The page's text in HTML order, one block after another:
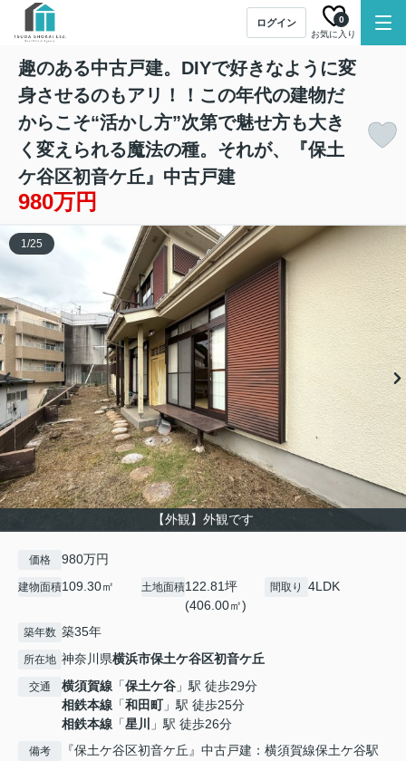
ログイン
お気に入り
0
趣のある中古戸建。DIYで好きなように変
身させるのもアリ！！この年代の建物だ
からこそ“活かし方”次第で魅せ方も大き
く変えられる魔法の種。それが、『保土
ケ谷区初音ケ丘』中古戸建
980万円
【外観】外観です
1/25
価格 980万円
建物面積109.30㎡ 土地面積122.81坪
(406.00㎡)
間取り 4LDK
築年数 築35年
所在地 神奈川県横浜市保土ケ谷区初音ケ丘
交通 横須賀線 「保土ケ谷 」駅 徒歩29分
相鉄本線 「和田町」駅 徒歩25分
相鉄本線 「星川 」駅 徒歩26分
備考
『保土ケ谷区初音ケ丘』中古戸建：横須賀線保土ケ谷駅